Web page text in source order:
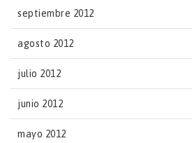
septiembre 2012
agosto 2012
julio 2012
junio 2012
mayo 2012